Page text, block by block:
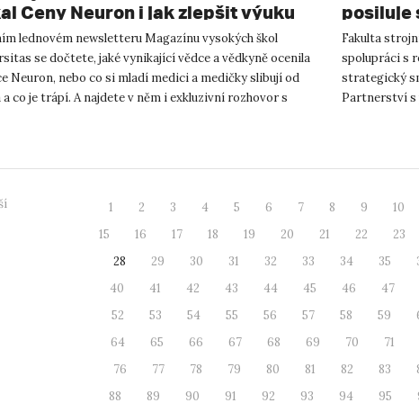
Ceny Neuron i jak zlepšit výuku
lednovém newsletteru Magazínu vysokých škol
se dočtete, jaké vynikající vědce a vědkyně ocenila
Neuron, nebo co si mladí medici a medičky slibují od
co je trápí. A najdete v něm i exkluzivní rozhovor s
posiluje
Fakulta
spolupráci s
strategický
Partnerství s
1 2 3 4 5 6 7 8 9 10
15
16 17 18 19 20 21 22 23
28
29 30 31 32 33 34 35
40
41 42 43 44 45 46 47
52
53 54 55 56 57 58 59
64
65 66 67 68 69 70 71
76
77 78 79 80 81 82 83
88
89 90 91 92 93 94 95